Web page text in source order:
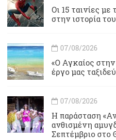
Οι 15 ταινίες
στην ιστορία
07/08/2026
«Ο Αγκαίος
έργο μας
07/08/2026
Η παράσταση
ανθισμένη
Σεπτέμβριο στο